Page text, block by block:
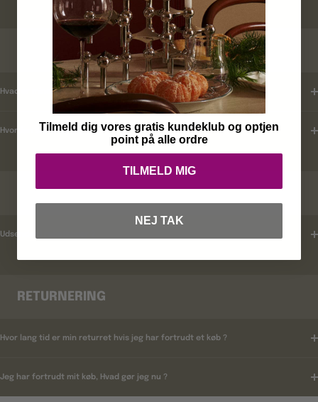
KUNDEKLUB
Hvad er mine fordele ?
Hvordan tilmelder jeg mig ?
RABATKODER
Udsender i rabatkoder ?
RETURNERING
Hvor lang tid er min returret hvis jeg har fortrudt et køb ?
Jeg har fortrudt mit køb, Hvad gør jeg nu ?
Tilmeld dig vores gratis kundeklub og optjen
point på alle ordre
TILMELD MIG
NEJ TAK